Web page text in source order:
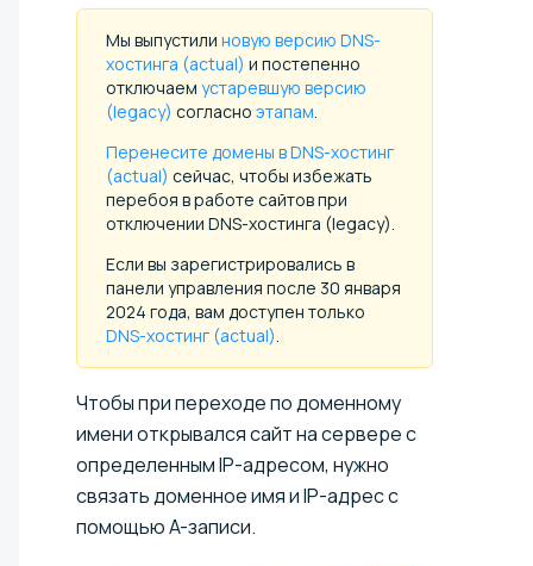
Мы выпустили новую версию DNS-
хостинга (actual) и постепенно
отключаем устаревшую версию
(legacy) согласно этапам
Перенесите домены в DNS-хостинг
(actual) сейчас, чтобы избежать
перебоя в работе сайтов при
отключении DNS-хостинга (legacy).
Если вы зарегистрировались в
панели управления после 30 января
2024 года, вам доступен только
DNS-хостинг (actual)
Чтобы при переходе по доменному
имени открывался сайт на сервере с
определенным IP-адресом, нужно
связать доменное имя и IP-адрес с
помощью A-записи.